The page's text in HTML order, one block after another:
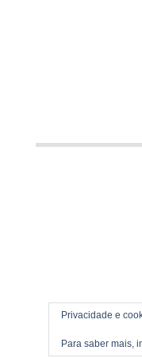
Privacidade e
Para saber mais,